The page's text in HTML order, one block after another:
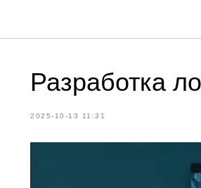
Разработка
2025-10-13 11:31